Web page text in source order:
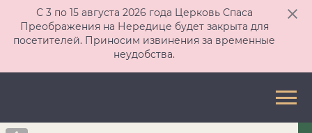
С 3 по 15 августа 2026 года Церковь Спаса
Преображения на Нередице будет закрыта для
посетителей. Приносим извинения за временные
неудобства.